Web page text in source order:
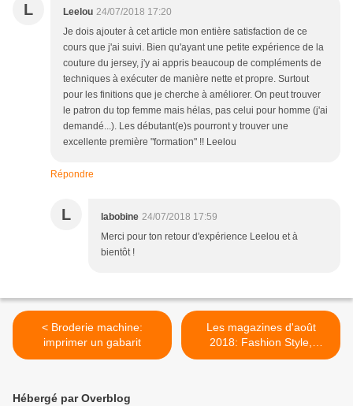
L Leelou 24/07/2018 17:20
Je dois ajouter à cet article mon entière satisfaction de ce
cours que j'ai suivi. Bien qu'ayant une petite expérience de la
couture du jersey, j'y ai appris beaucoup de compléments de
techniques à exécuter de manière nette et propre. Surtout
pour les finitions que je cherche à améliorer. On peut trouver
le patron du top femme mais hélas, pas celui pour homme (j'ai
demandé...). Les débutant(e)s pourront y trouver une
excellente première "formation" !! Leelou
Répondre
L labobine 24/07/2018 17:59
Merci pour ton retour d'expérience Leelou et à
bientôt !
< Broderie machine:
imprimer un gabarit
Les magazines d'août
2018: Fashion Style,
Dossiers couture, Idées
Hébergé par Overblog